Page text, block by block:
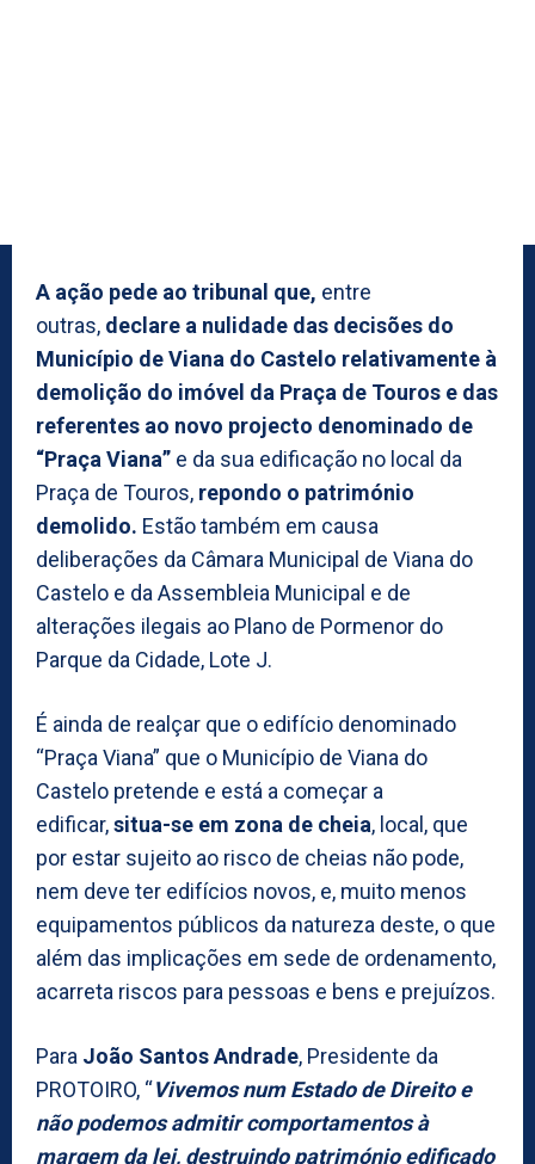
A ação pede ao tribunal que, entre
outras, declare a nulidade das decisões do
Município de Viana do Castelo relativamente à
demolição do imóvel da Praça de Touros e das
referentes ao novo projecto denominado de
“Praça Viana” e da sua edificação no local da
Praça de Touros, repondo o património
demolido. Estão também em causa
deliberações da Câmara Municipal de Viana do
Castelo e da Assembleia Municipal e de
alterações ilegais ao Plano de Pormenor do
Parque da Cidade, Lote J.
É ainda de realçar que o edifício denominado
“Praça Viana” que o Município de Viana do
Castelo pretende e está a começar a
edificar,situa-se em zona de cheia, local, que
por estar sujeito ao risco de cheias não pode,
nem deve ter edifícios novos, e, muito menos
equipamentos públicos da natureza deste, o que
além das implicações em sede de ordenamento,
acarreta riscos para pessoas e bens e prejuízos.
Para João Santos Andrade, Presidente da
PROTOIRO, “Vivemos num Estado de Direito e
não podemos admitir comportamentos à
margem da lei, destruindo património edificado